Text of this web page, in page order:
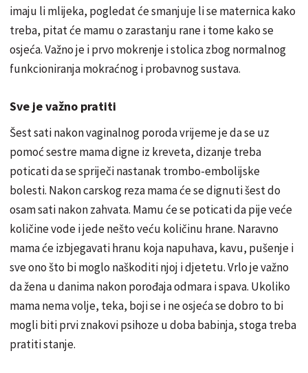
imaju li mlijeka, pogledat će smanjuje li se maternica kako
treba, pitat će mamu o zarastanju rane i tome kako se
osjeća. Važno je i prvo mokrenje i stolica zbog normalnog
funkcioniranja mokraćnog i probavnog sustava.
Sve je važno pratiti
Šest sati nakon vaginalnog poroda vrijeme je da se uz
pomoć sestre mama digne iz kreveta, dizanje treba
poticati da se spriječi nastanak trombo-embolijske
bolesti. Nakon carskog reza mama će se dignuti šest do
osam sati nakon zahvata. Mamu će se poticati da pije veće
količine vode i jede nešto veću količinu hrane. Naravno
mama će izbjegavati hranu koja napuhava, kavu, pušenje i
sve ono što bi moglo naškoditi njoj i djetetu. Vrlo je važno
da žena u danima nakon porođaja odmara i spava. Ukoliko
mama nema volje, teka, boji se i ne osjeća se dobro to bi
mogli biti prvi znakovi psihoze u doba babinja, stoga treba
pratiti stanje.